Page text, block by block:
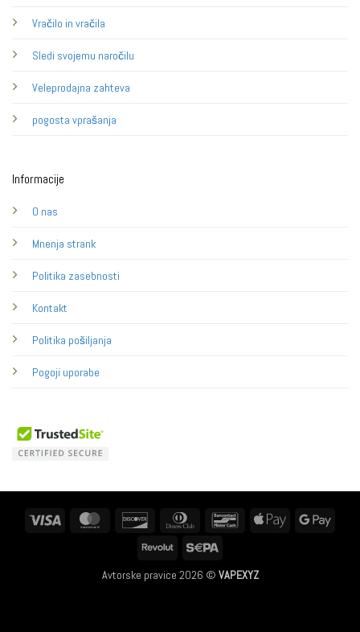
Vračilo in vračila
Sledi svojemu naročilu
Veleprodajna zahteva
pogosta vprašanja
Informacije
O nas
Mnenja strank
Politika zasebnosti
Kontakt
Politika pošiljanja
Pogoji uporabe
MasterCard Discover
Dinners
BancontactApple
Revolut
Avtorske pravice 2026 © VAPEXYZ